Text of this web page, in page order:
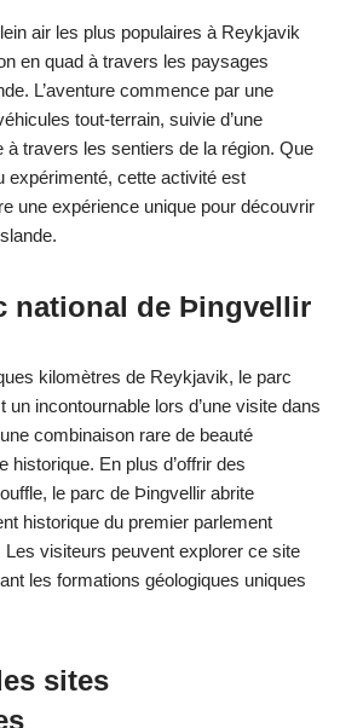
air les plus populaires à Reykjavik
en quad à travers les paysages
L’aventure commence par une
tout-terrain, suivie d’une
à travers les sentiers de la région. Que
expérimenté, cette activité est
une expérience unique pour découvrir
national de Þingvellir
kilomètres de Reykjavik, le parc
un incontournable lors d’une visite dans
combinaison rare de beauté
historique. En plus d’offrir des
le parc de Þingvellir abrite
historique du premier parlement
Les visiteurs peuvent explorer ce site
les formations géologiques uniques
sites